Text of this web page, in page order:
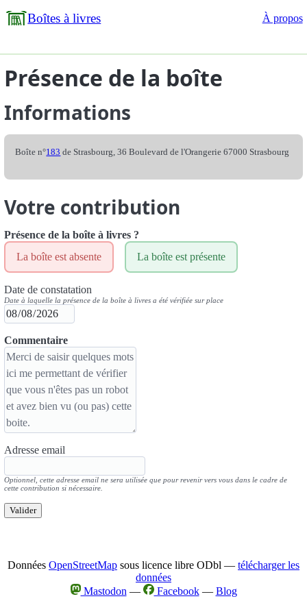
Boîtes à livres À propos
Présence de la boîte
Informations
Boîte n°183 de Strasbourg, 36 Boulevard de l'Orangerie 67000 Strasbourg
Votre contribution
Présence de la boîte à livres ?
La boîte est absente
La boîte est présente
Date de constatation
Date à laquelle la présence de la boîte à livres a été vérifiée sur place
Commentaire
Adresse email
Optionnel, cette adresse email ne sera utilisée que pour revenir vers vous dans le cadre de
cette contribution si nécessaire.
Valider
Données OpenStreetMap sous licence libre ODbl — télécharger les
données
Mastodon — Facebook— Blog